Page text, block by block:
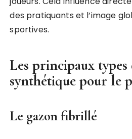
des pratiquants et l’image
sportives.
Les principaux types
synthétique pour le
Le gazon fibrillé